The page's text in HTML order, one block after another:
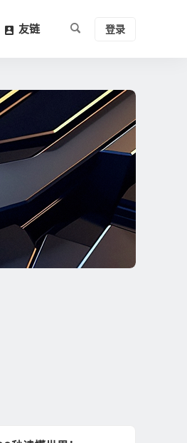
友链 登录